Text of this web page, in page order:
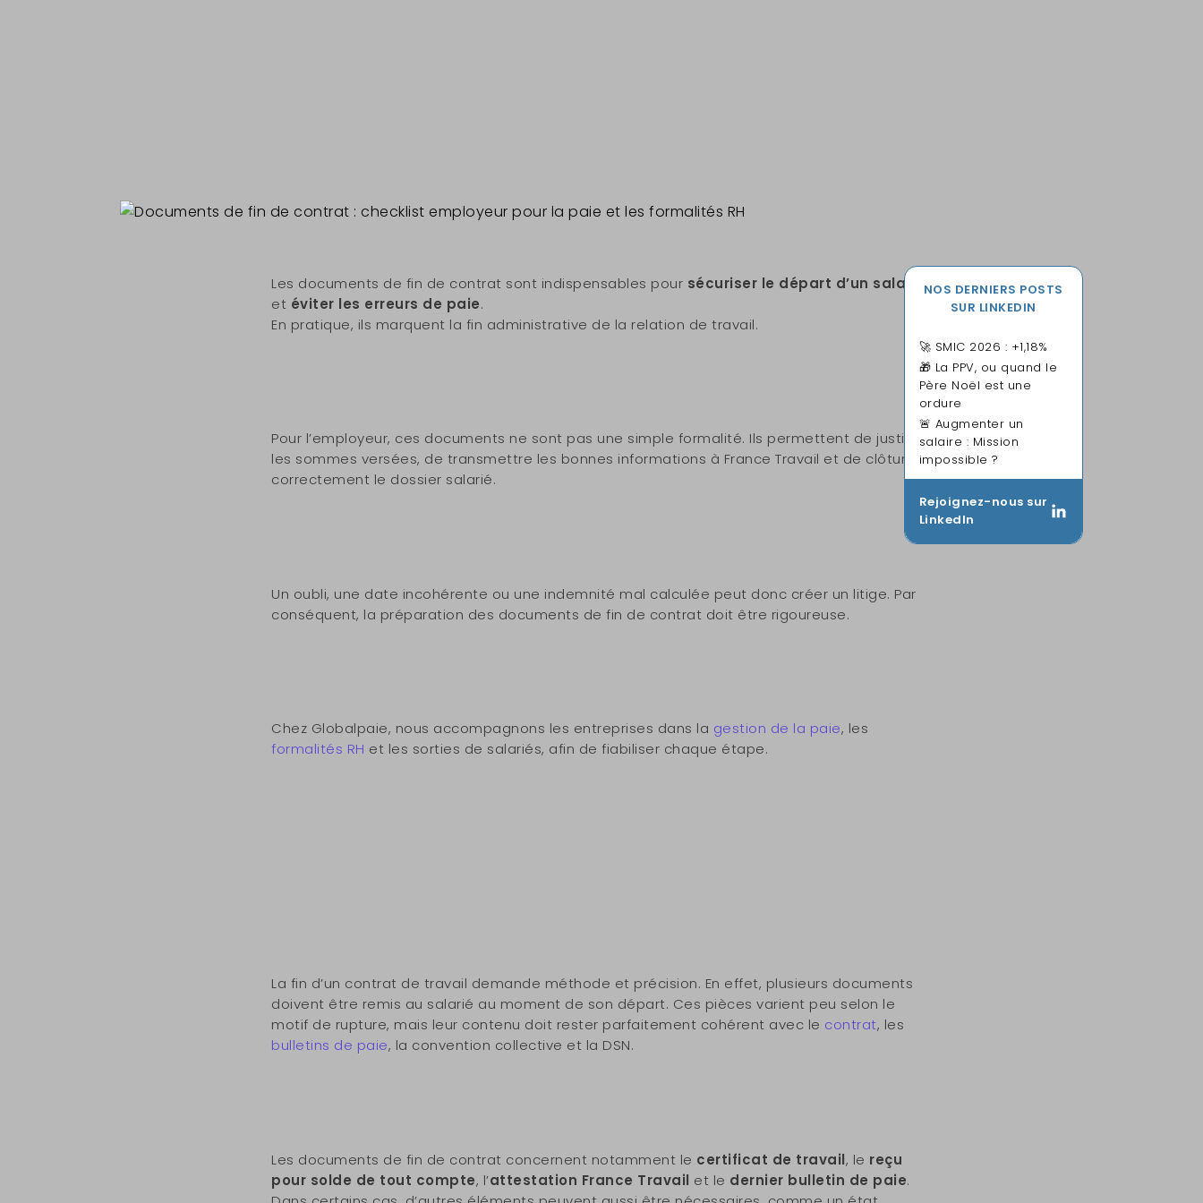
NOS DERNIERS POSTS
SUR LINKEDIN
🚀 SMIC 2026 : +1,18%
🎁 La PPV, ou quand le
Père Noël est une
ordure
🚨 Augmenter un
salaire : Mission
impossible ?
Rejoignez-nous sur
LinkedIn
Les documents de fin de contrat sont indispensables pour sécuriser le départ d’un salarié
et éviter les erreurs de paie.
En pratique, ils marquent la fin administrative de la relation de travail.
Pour l’employeur, ces documents ne sont pas une simple formalité. Ils permettent de justifier
les sommes versées, de transmettre les bonnes informations à France Travail et de clôturer
correctement le dossier salarié.
Un oubli, une date incohérente ou une indemnité mal calculée peut donc créer un litige. Par
conséquent, la préparation des documents de fin de contrat doit être rigoureuse.
Chez Globalpaie, nous accompagnons les entreprises dans la gestion de la paie, les
formalités RH et les sorties de salariés, afin de fiabiliser chaque étape.
La fin d’un contrat de travail demande méthode et précision. En effet, plusieurs documents
doivent être remis au salarié au moment de son départ. Ces pièces varient peu selon le
motif de rupture, mais leur contenu doit rester parfaitement cohérent avec le contrat, les
bulletins de paie, la convention collective et la DSN.
Les documents de fin de contrat concernent notamment le certificat de travail, le reçu
pour solde de tout compte, l’attestation France Travail et le dernier bulletin de paie.